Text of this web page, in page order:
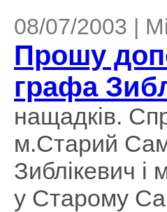
08/07/2003 |
Прошу
графа
нащадків.
м.Старий
Зиблікевич
у Старому